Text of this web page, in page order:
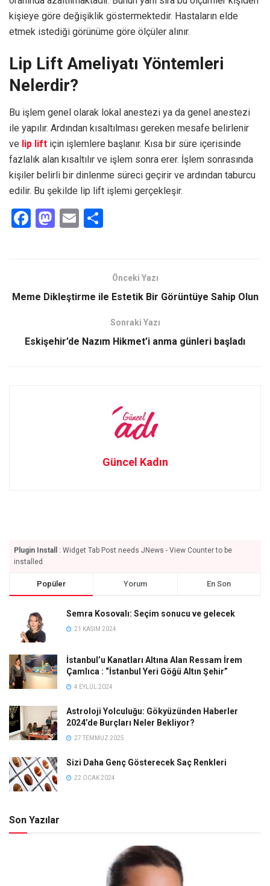
kişieye göre değişiklik göstermektedir. Hastaların elde
etmek istediği görünüme göre ölçüler alınır.
Lip Lift Ameliyatı Yöntemleri
Nelerdir?
Bu işlem genel olarak lokal anestezi ya da genel anestezi
ile yapılır. Ardından kısaltılması gereken mesafe belirlenir
ve lip lift için işlemlere başlanır. Kısa bir süre içerisinde
fazlalık alan kısaltılır ve işlem sonra erer. İşlem sonrasında
kişiler belirli bir dinlenme süreci geçirir ve ardından taburcu
edilir. Bu şekilde lip lift işlemi gerçekleşir.
F
o
k
M
d
n
E
Önceki Yazı
Meme Dikleştirme ile Estetik Bir Görüntüye Sahip Olun
Sonraki Yazı
Eskişehir’de Nazım Hikmet’i anma günleri başladı
Güncel Kadın
Plugin Install
: Widget Tab Post needs JNews - View Counter to be
installed
Popüler Yorum En Son
Semra Kosovalı: Seçim sonucu ve gelecek
21 KASIM 2024
İstanbul’u Kanatları Altına Alan Ressam İrem
Çamlıca : “İstanbul Yeri Göğü Altın Şehir”
4 EYLÜL 2024
Astroloji Yolculuğu: Gökyüzünden Haberler
2024’de Burçları Neler Bekliyor?
27 TEMMUZ 2025
Sizi Daha Genç Gösterecek Saç Renkleri
22 OCAK 2024
Son Yazılar